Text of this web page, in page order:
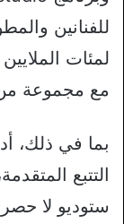
للفنانين
لمئات
مع مجموعة
بما في ذلك،
التتبع
ستوديو لا حصر